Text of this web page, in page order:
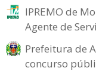
IPREMO de
Agente de
Prefeitura de
concurso